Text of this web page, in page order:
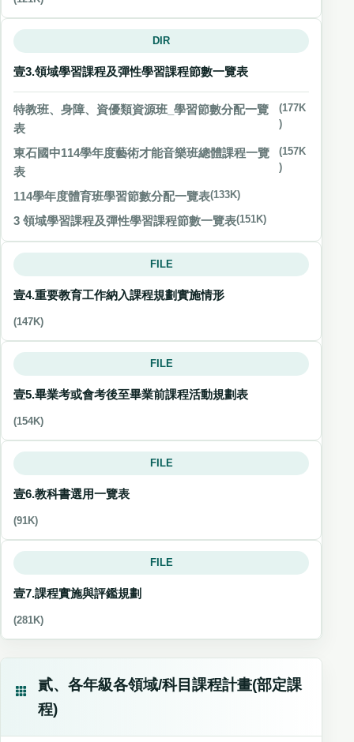
DIR
壹3.領域學習課程及彈性學習課程節數一覽表
特教班、身障、資優類資源班_學習節數分配一覽
表
(177K
)
東石國中114學年度藝術才能音樂班總體課程一覽
表
(157K
)
114學年度體育班學習節數分配一覽表(133K)
3 領域學習課程及彈性學習課程節數一覽表(151K)
FILE
壹4.重要教育工作納入課程規劃實施情形
(147K)
FILE
壹5.畢業考或會考後至畢業前課程活動規劃表
(154K)
FILE
壹6.教科書選用一覽表
(91K)
FILE
壹7.課程實施與評鑑規劃
(281K)
貳、各年級各領域/科目課程計畫(部定課
程)